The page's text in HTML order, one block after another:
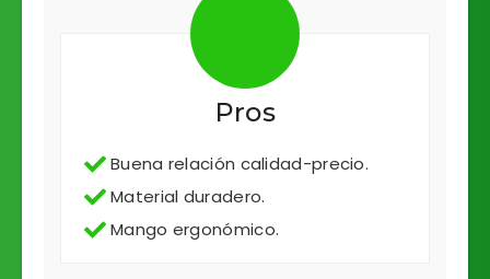
Pros
Buena relación calidad-precio.
Material duradero.
Mango ergonómico.